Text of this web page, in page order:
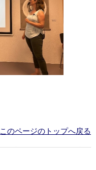
このページのトップへ戻る